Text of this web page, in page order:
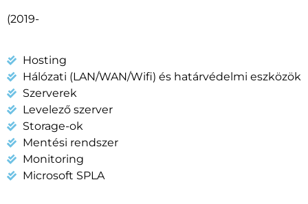
(2019-
Hosting
Hálózati (LAN/WAN/Wifi) és határvédelmi eszközök
Szerverek
Levelező szerver
Storage-ok
Mentési rendszer
Monitoring
Microsoft SPLA